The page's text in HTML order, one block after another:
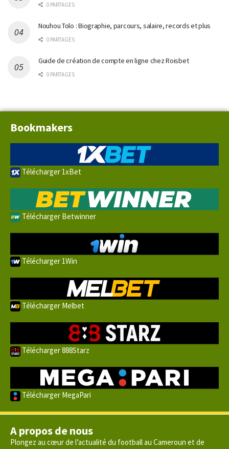
0 PARTAGES
Nouhou Tolo : Biographie, parcours, salaire, records et plus
0 PARTAGES
Guide de création de compte en ligne chez Roisbet
0 PARTAGES
Bookmakers
Télécharger 1xBet
Télécharger Betwinner
Télécharger 1Win
Télécharger Melbet
Télécharger 888Starz
Télécharger MegaPari
A propos de nous
Plongez au cœur de l’actualité du football au Cameroun et de